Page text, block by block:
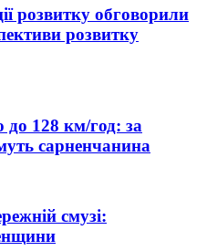
розвитку обговорили
розвитку
до 128 км/год: за
сарненчанина
смузі: